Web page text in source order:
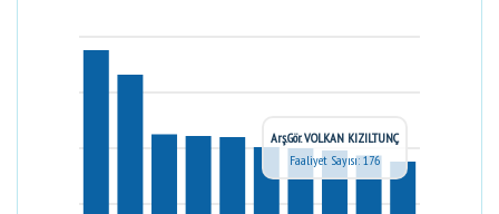
Arş.Gör. VOLKAN KIZILTUNÇ
Faaliyet Sayısı: 176